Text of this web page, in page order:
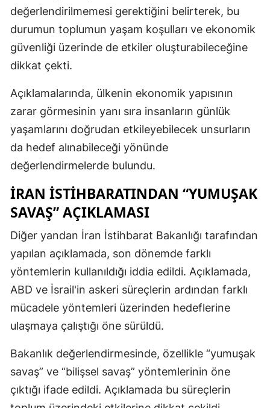
değerlendirilmemesi gerektiğini belirterek, bu
durumun toplumun yaşam koşulları ve ekonomik
güvenliği üzerinde de etkiler oluşturabileceğine
dikkat çekti.
Açıklamalarında, ülkenin ekonomik yapısının
zarar görmesinin yanı sıra insanların günlük
yaşamlarını doğrudan etkileyebilecek unsurların
da hedef alınabileceği yönünde
değerlendirmelerde bulundu.
İRAN İSTIHBARATINDAN “YUMUŞAK
SAVAŞ” AÇIKLAMASI
Diğer yandan İran İstihbarat Bakanlığı tarafından
yapılan açıklamada, son dönemde farklı
yöntemlerin kullanıldığı iddia edildi. Açıklamada,
ABD ve İsrail'in askeri süreçlerin ardından farklı
mücadele yöntemleri üzerinden hedeflerine
ulaşmaya çalıştığı öne sürüldü.
Bakanlık değerlendirmesinde, özellikle “yumuşak
savaş” ve “bilişsel savaş” yöntemlerinin öne
çıktığı ifade edildi. Açıklamada bu süreçlerin